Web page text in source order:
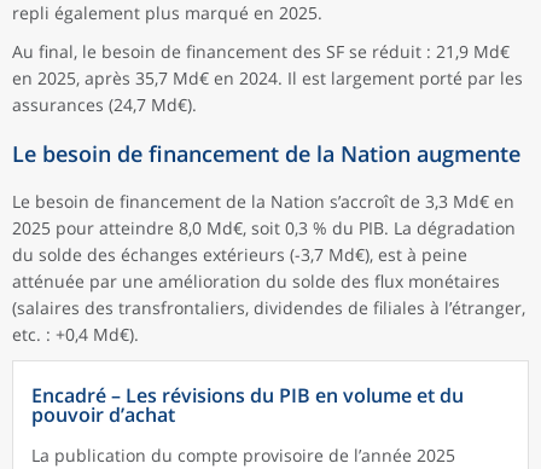
repli également plus marqué en 2025.
Au final, le besoin de financement des SF se réduit : 21,9 Md€
en 2025, après 35,7 Md€ en 2024. Il est largement porté par les
assurances (24,7 Md€).
Le besoin de financement de la Nation augmente
Le besoin de financement de la Nation s’accroît de 3,3 Md€ en
2025 pour atteindre 8,0 Md€, soit 0,3 % du PIB. La dégradation
du solde des échanges extérieurs (-3,7 Md€), est à peine
atténuée par une amélioration du solde des flux monétaires
(salaires des transfrontaliers, dividendes de filiales à l’étranger,
etc. : +0,4 Md€).
Encadré – Les révisions du PIB en volume et du
pouvoir d’achat
La publication du compte provisoire de l’année 2025